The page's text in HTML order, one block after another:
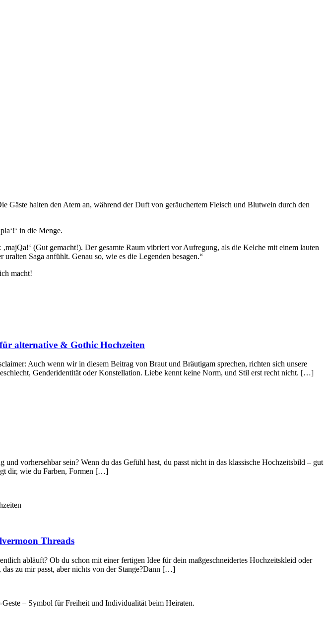
halten den Atem an, während der Duft von geräuchertem Fleisch und Blutwein durch den
in die Menge.
(Gut gemacht!). Der gesamte Raum vibriert vor Aufregung, als die Kelche mit einem lauten
Saga anfühlt. Genau so, wie es die Legenden besagen.“
macht!
alternative & Gothic Hochzeiten
Auch wenn wir in diesem Beitrag von Braut und Bräutigam sprechen, richten sich unsere
Genderidentität oder Konstellation. Liebe kennt keine Norm, und Stil erst recht nicht. […]
vorhersehbar sein? Wenn du das Gefühl hast, du passt nicht in das klassische Hochzeitsbild – gut
dir, wie du Farben, Formen […]
Threads
abläuft? Ob du schon mit einer fertigen Idee für dein maßgeschneidertes Hochzeitskleid oder
zu mir passt, aber nichts von der Stange?Dann […]